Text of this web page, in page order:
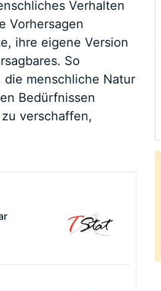
Verhalten
Vorhersagen
ihre eigene Version
So
menschliche Natur
Bedürfnissen
verschaffen,